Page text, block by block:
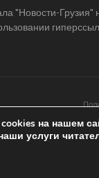
"Новости-Грузия"
Black Sea Press LTD ©
—
на нашем
услуги